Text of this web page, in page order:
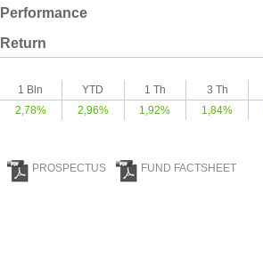
Performance
Return
1 Bln YTD 1 Th 3 Th
2,78%
2,96% 1,92% 1,84%
PROSPECTUS FUND FACTSHEET